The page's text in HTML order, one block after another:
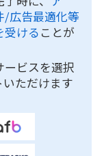
/広告最適化等
受ける ことが
ービスを選択
いただけます